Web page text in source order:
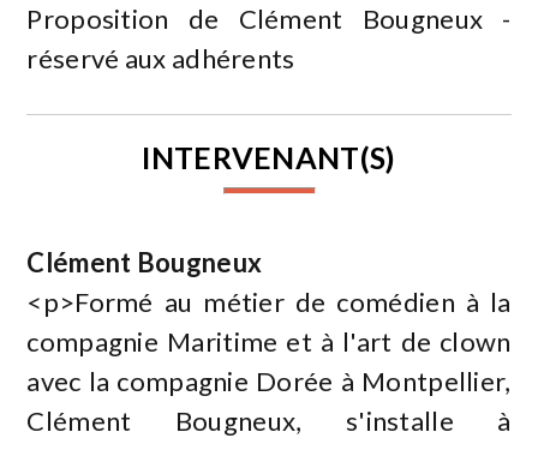
Proposition de Clément Bougneux -
réservé aux adhérents
INTERVENANT(S)
Clément Bougneux
<p>Formé au métier de comédien à la
compagnie Maritime et à l'art de clown
avec la compagnie Dorée à Montpellier,
Clément Bougneux, s'installe à